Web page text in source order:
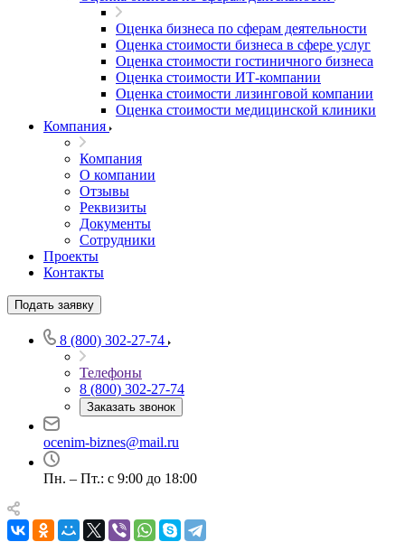
Оценка бизнеса по сферам деятельности
Оценка стоимости бизнеса в сфере услуг
Оценка стоимости гостиничного бизнеса
Оценка стоимости ИТ-компании
Оценка стоимости лизинговой компании
Оценка стоимости медицинской клиники
Компания
Компания
О компании
Отзывы
Реквизиты
Документы
Сотрудники
Проекты
Контакты
Подать заявку
8 (800) 302-27-74
Телефоны
8 (800) 302-27-74
Заказать звонок
ocenim-biznes@mail.ru
Пн. – Пт.: с 9:00 до 18:00
Выберите ваш город
Например:Сыктывкар
Абдулино
Алушта
Альметьевск